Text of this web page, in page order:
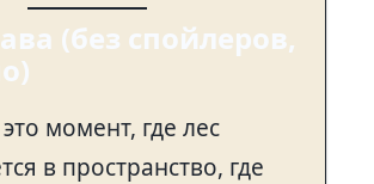
(без спойлеров,
момент, где лес
в пространство, где